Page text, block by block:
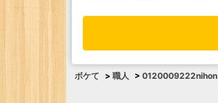
ボケて > 職人 > 0120009222nihon